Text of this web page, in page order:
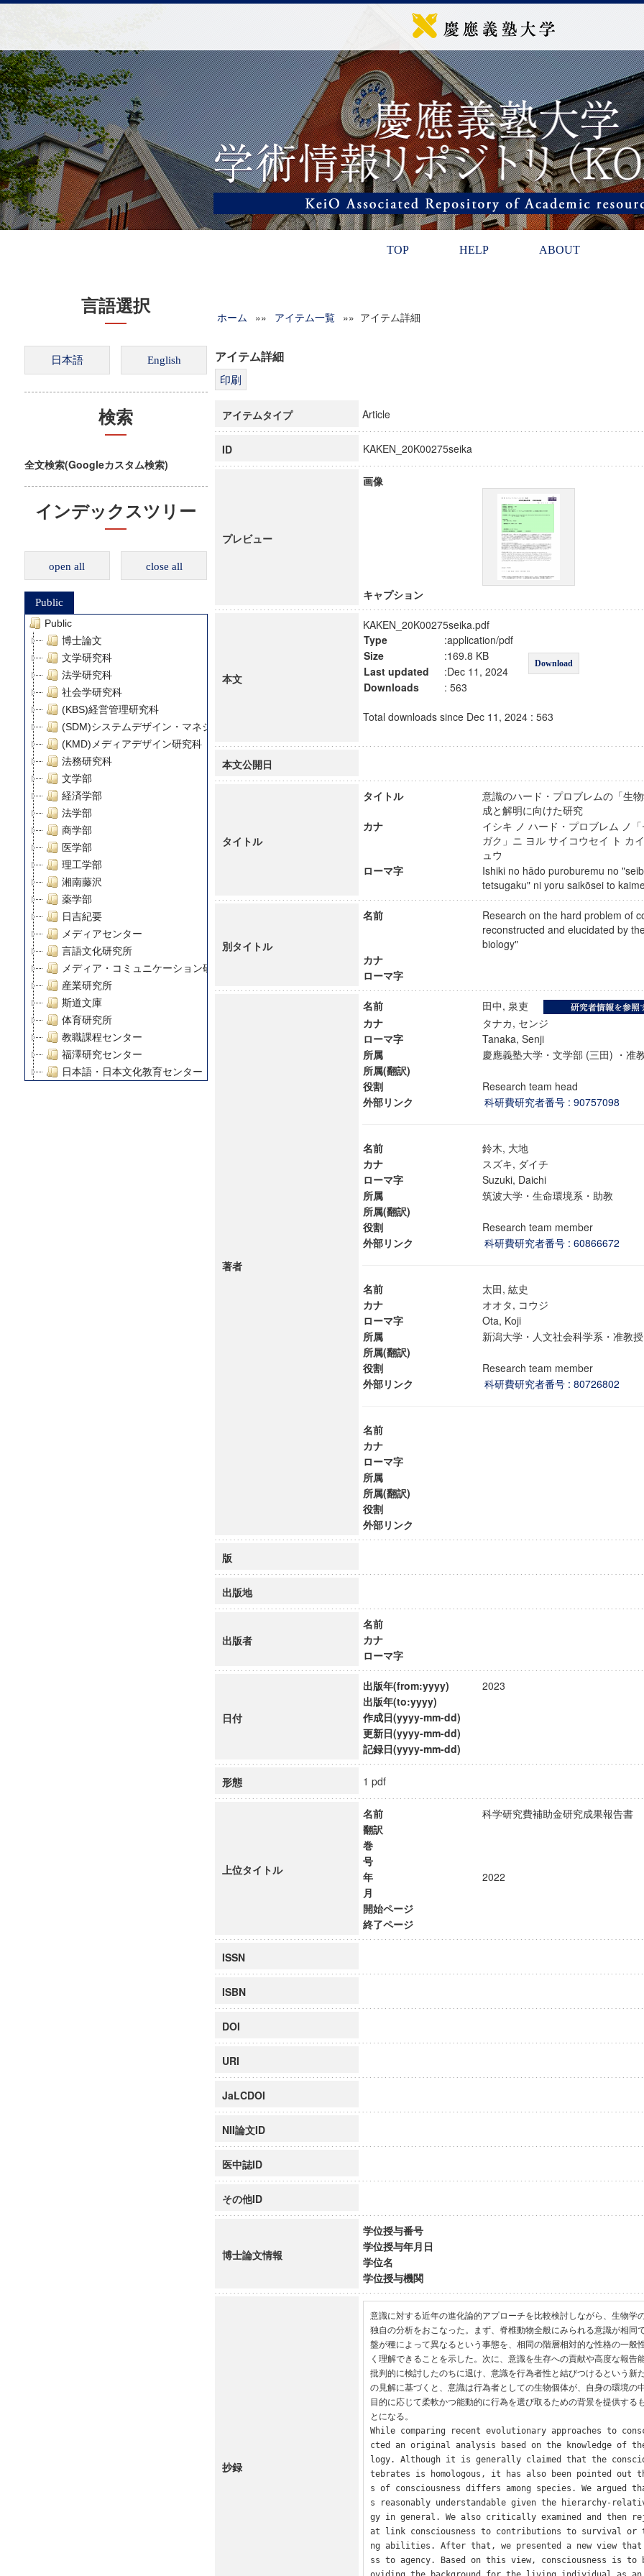
TOP HELP ABOUT
言語選択
検索
全文検索(Googleカスタム検索)
インデックスツリー
open all close all
Public
Public
博士論文
文学研究科
法学研究科
社会学研究科
(KBS)経営管理研究科
(SDM)システムデザイン・マネジメント研究科
(KMD)メディアデザイン研究科
法務研究科
文学部
経済学部
法学部
商学部
医学部
理工学部
湘南藤沢
薬学部
日吉紀要
メディアセンター
言語文化研究所
メディア・コミュニケーション研究所
産業研究所
斯道文庫
体育研究所
教職課程センター
福澤研究センター
日本語・日本文化教育センター
慶應義塾大学グローバルCOEプログラム市民社会ガバナンス教育研究センター
慶應義塾大学グローバルCOEプログラム論理と感性の先端的教育研究拠点
博士課程教育リーディングプログラム「超成熟社会発展のサイエンス」
ホーム »» アイテム一覧 »» アイテム詳細
アイテム詳細
アイテムタイプ Article
ID KAKEN_20K00275seika
プレビュー
画像
キャプション
本文
KAKEN_20K00275seika.pdf
Type
:application/pdf
Download
Size
:169.8 KB
Last updated
:Dec 11, 2024
Downloads
: 563
Total downloads since Dec 11, 2024 : 563
本文公開日
タイトル
タイトル
意識のハード・プロブレムの「生
成と解明に向けた研究
カナ
イシキ ノ ハード・プロブレム ノ
ガク」ニ ヨル サイコウセイ ト カ
ュウ
ローマ字
Ishiki no hādo puroburemu no
tetsugaku" ni yoru saikōsei to
別タイトル
名前
Research on the hard problem of
reconstructed and elucidated by
biology"
カナ
ローマ字
著者
名前
田中, 泉吏
カナ
タナカ, センジ
ローマ字
Tanaka, Senji
所属
慶應義塾大学・文学部 (三田) ・
所属(翻訳)
役割
Research team head
外部リンク
科研費研究者番号 : 90757098
名前
鈴木, 大地
カナ
スズキ, ダイチ
ローマ字
Suzuki, Daichi
所属
筑波大学・生命環境系・助教
所属(翻訳)
役割
Research team member
外部リンク
科研費研究者番号 : 60866672
名前
太田, 紘史
カナ
オオタ, コウジ
ローマ字
Ota, Koji
所属
新潟大学・人文社会科学系・准
所属(翻訳)
役割
Research team member
外部リンク
科研費研究者番号 : 80726802
名前
カナ
ローマ字
所属
所属(翻訳)
役割
外部リンク
版
出版地
出版者
名前
カナ
ローマ字
日付
出版年(from:yyyy)
2023
出版年(to:yyyy)
作成日(yyyy-mm-dd)
更新日(yyyy-mm-dd)
記録日(yyyy-mm-dd)
形態 1 pdf
上位タイトル
名前
科学研究費補助金研究成果報告
翻訳
巻
号
年
2022
月
開始ページ
終了ページ
ISSN
ISBN
DOI
URI
JaLCDOI
NII論文ID
医中誌ID
その他ID
博士論文情報
学位授与番号
学位授与年月日
学位名
学位授与機関
抄録
意識に対する近年の進化論的アプローチを比較検討しながら、生物学
独自の分析をおこなった。まず、脊椎動物全般にみられる意識が相同
盤が種によって異なるという事態を、相同の階層相対的な性格の一般
く理解できることを示した。次に、意識を生存への貢献や高度な報告
批判的に検討したのちに退け、意識を行為者性と結びつけるという新
の見解に基づくと、意識は行為者としての生物個体が、自身の環境の
目的に応じて柔軟かつ能動的に行為を選び取るための背景を提供する
とになる。
While comparing recent evolutionary approaches to
cted an original analysis based on the knowledge of
logy. Although it is generally claimed that the
tebrates is homologous, it has also been pointed out
s of consciousness differs among species. We
s reasonably understandable given the hierarchy-
gy in general. We also critically examined and then
at link consciousness to contributions to survival or
ng abilities. After that, we presented a new view that
ss to agency. Based on this view, consciousness is to